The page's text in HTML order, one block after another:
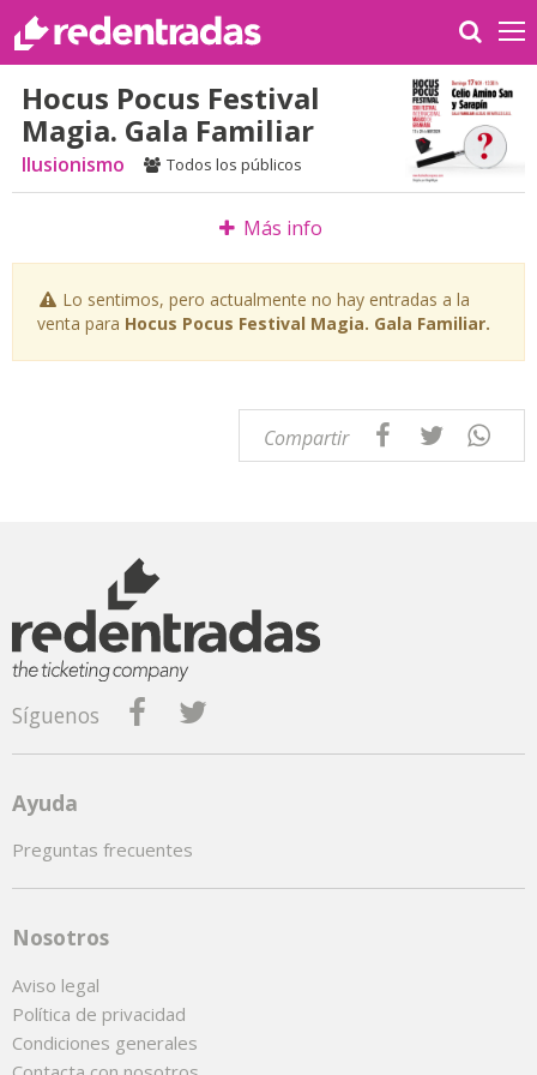
Hocus Pocus Festival
Magia. Gala Familiar
Ilusionismo Todos los públicos
Más info
Lo sentimos, pero actualmente no hay entradas a la
venta para Hocus Pocus Festival Magia. Gala Familiar.
Compartir
Síguenos
Ayuda
Preguntas frecuentes
Nosotros
Aviso legal
Política de privacidad
Condiciones generales